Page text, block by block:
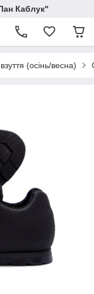
Каблук"
(осінь/весна)